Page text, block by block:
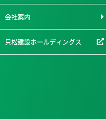
会社案内
只松建設ホールディングス